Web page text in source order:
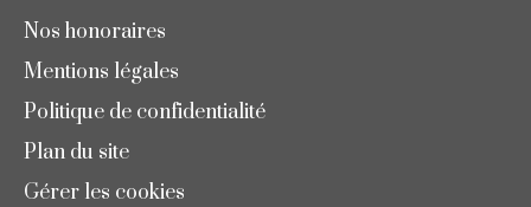
Nos honoraires
Mentions légales
Politique de confidentialité
Plan du site
Gérer les cookies